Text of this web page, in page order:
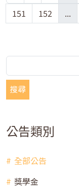
151
152 ...
搜尋
公告類別
全部公告
獎學金